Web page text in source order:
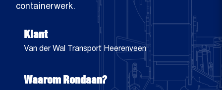
containerwerk.
Klant
Van der Wal Transport Heerenveen
Waarom Rondaan?